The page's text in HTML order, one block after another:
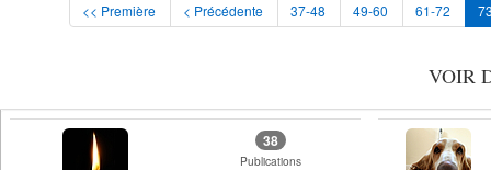
<< Première < Précédente 37-48 49-60 61-72
VOIR
38
Publications